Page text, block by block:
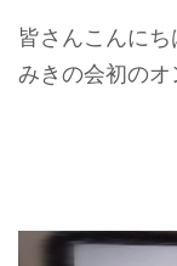
皆さんこんに
みきの会初のオ